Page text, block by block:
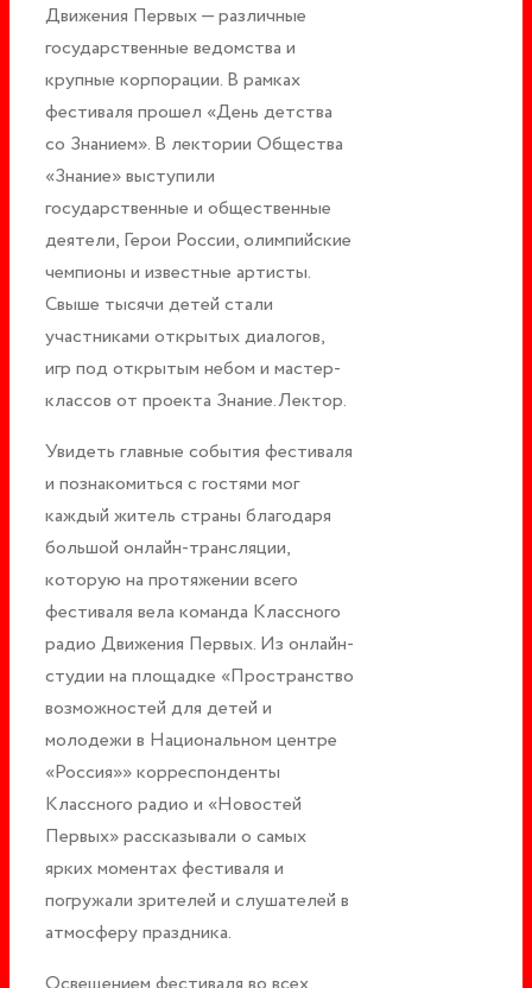
Движения Первых — различные
государственные ведомства и
крупные корпорации. В рамках
фестиваля прошел «День детства
со Знанием». В лектории Общества
«Знание» выступили
государственные и общественные
деятели, Герои России, олимпийские
чемпионы и известные артисты.
Свыше тысячи детей стали
участниками открытых диалогов,
игр под открытым небом и мастер-
классов от проекта Знание.Лектор.
Увидеть главные события фестиваля
и познакомиться с гостями мог
каждый житель страны благодаря
большой онлайн-трансляции,
которую на протяжении всего
фестиваля вела команда Классного
радио Движения Первых. Из онлайн-
студии на площадке «Пространство
возможностей для детей и
молодежи в Национальном центре
«Россия»» корреспонденты
Классного радио и «Новостей
Первых» рассказывали о самых
ярких моментах фестиваля и
погружали зрителей и слушателей в
атмосферу праздника.